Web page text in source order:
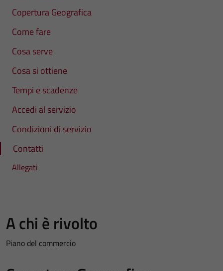
Copertura Geografica
Come fare
Cosa serve
Cosa si ottiene
Tempi e scadenze
Accedi al servizio
Condizioni di servizio
Contatti
Allegati
A chi è rivolto
Piano del commercio